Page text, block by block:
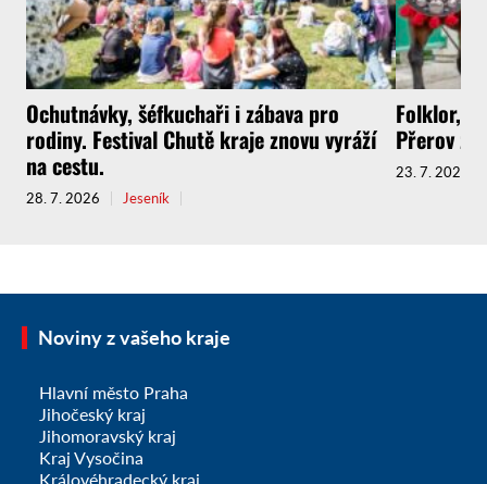
Ochutnávky, šéfkuchaři i zábava pro
rodiny. Festival Chutě kraje znovu vyráží
na cestu.
28. 7. 2026 Jeseník
Folklor,
Přerov
23. 7. 2026
Noviny z vašeho kraje
Hlavní město Praha
Jihočeský kraj
Jihomoravský kraj
Kraj Vysočina
Královéhradecký kraj